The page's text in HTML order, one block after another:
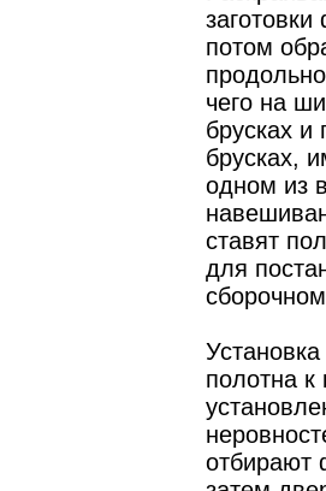
потом
чего на
брусках
брусках,
одном из
ставят
для
полотна
отбирают